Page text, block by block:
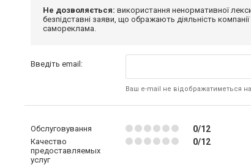
Не дозволяється: використання ненормативної
безпідставні заяви, що ображають діяльність
самореклама.
Введіть email:
Ваш e-mail не відображатиметься на
Обслуговування 0/12
Качество
предоставляемых
услуг
0/12